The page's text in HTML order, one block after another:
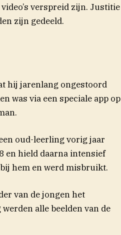
verspreid zijn. Justitie
zijn gedeeld.
hij jarenlang ongestoord
was via een speciale app op
oud-leerling vorig jaar
en hield daarna intensief
hem en werd misbruikt.
van de jongen het
alle beelden van de